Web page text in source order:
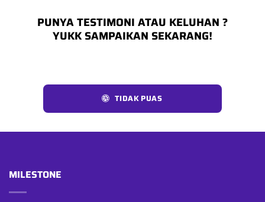
PUNYA TESTIMONI ATAU KELUHAN ?
YUKK SAMPAIKAN SEKARANG!
TIDAK PUAS
MILESTONE